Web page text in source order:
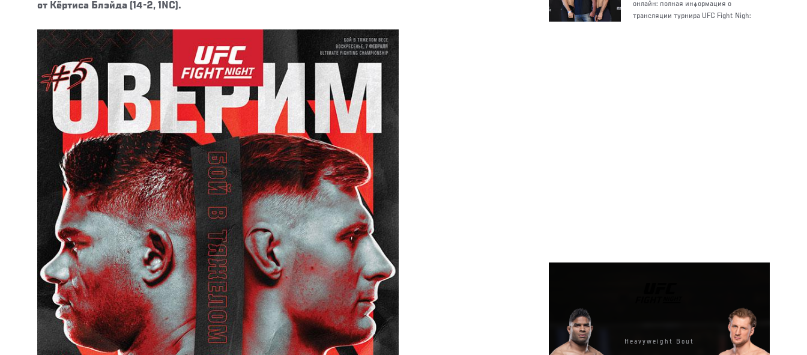
от Кёртиса Блэйда (14-2, 1NC).
онлайн: полная информация о
трансляции турнира UFC Fight Nigh:
Heavyweight Bout